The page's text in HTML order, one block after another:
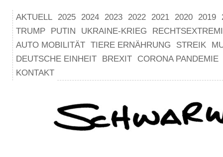
AKTUELL 2025 2024 2023 2022 2021 2020 2019
TRUMP
PUTIN UKRAINE-KRIEG
AUTO MOBILITÄT TIERE ERNÄHRUNG STREIK
DEUTSCHE EINHEIT
BREXIT
CORONA PANDEMIE
KONTAKT